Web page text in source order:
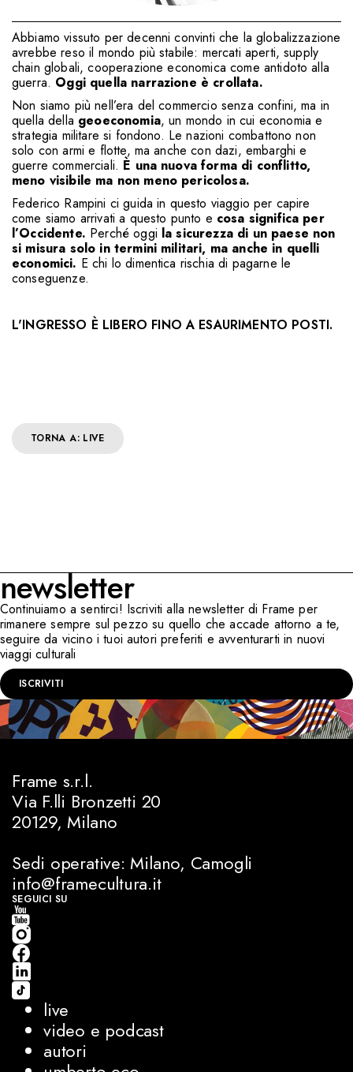
Abbiamo vissuto per decenni convinti che la globalizzazione
avrebbe reso il mondo più stabile: mercati aperti, supply
chain globali, cooperazione economica come antidoto alla
guerra. Oggi quella narrazione è crollata.
Non siamo più nell’era del commercio senza confini, ma in
quella della geoeconomia, un mondo in cui economia e
strategia militare si fondono. Le nazioni combattono non
solo con armi e flotte, ma anche con dazi, embarghi e
guerre commerciali. È una nuova forma di conflitto,
meno visibile ma non meno pericolosa.
Federico Rampini ci guida in questo viaggio per capire
come siamo arrivati a questo punto e cosa significa per
l’Occidente. Perché oggi la sicurezza di un paese non
si misura solo in termini militari, ma anche in quelli
economici. E chi lo dimentica rischia di pagarne le
conseguenze.
L'INGRESSO È LIBERO FINO A ESAURIMENTO POSTI.
TORNA A: LIVE
newsletter
Continuiamo a sentirci! Iscriviti alla newsletter di Frame per
rimanere sempre sul pezzo su quello che accade attorno a te,
seguire da vicino i tuoi autori preferiti e avventurarti in nuovi
viaggi culturali
ISCRIVITI
Frame s.r.l.
Via F.lli Bronzetti 20
20129, Milano
Sedi operative: Milano, Camogli
info@framecultura.it
SEGUICI SU
live
video e podcast
autori